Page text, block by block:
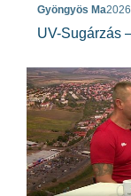
Gyöngyös Ma
UV-Sugárzás